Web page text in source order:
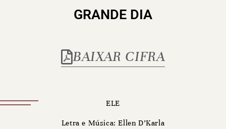
GRANDE DIA
BAIXAR CIFRA
ELE
Letra e Música: Ellen D’Karla